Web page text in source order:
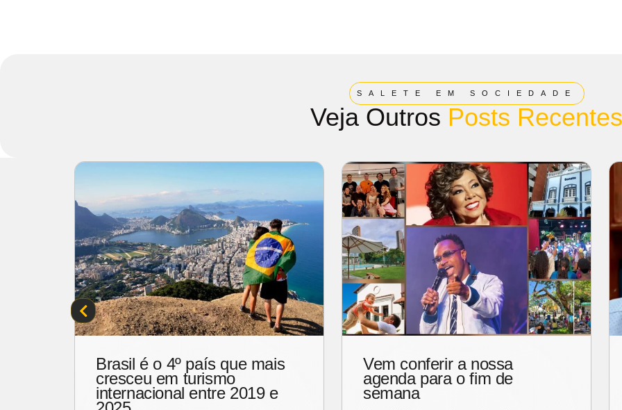
SALETE EM SOCIEDADE
Veja Outros Posts Recentes
Vem conferir a nossa
agenda para o fim de
semana
Esperança
Na crônica de hoje, o ex-governador Gonzaga
Mota convida o leitor a mergulhar na